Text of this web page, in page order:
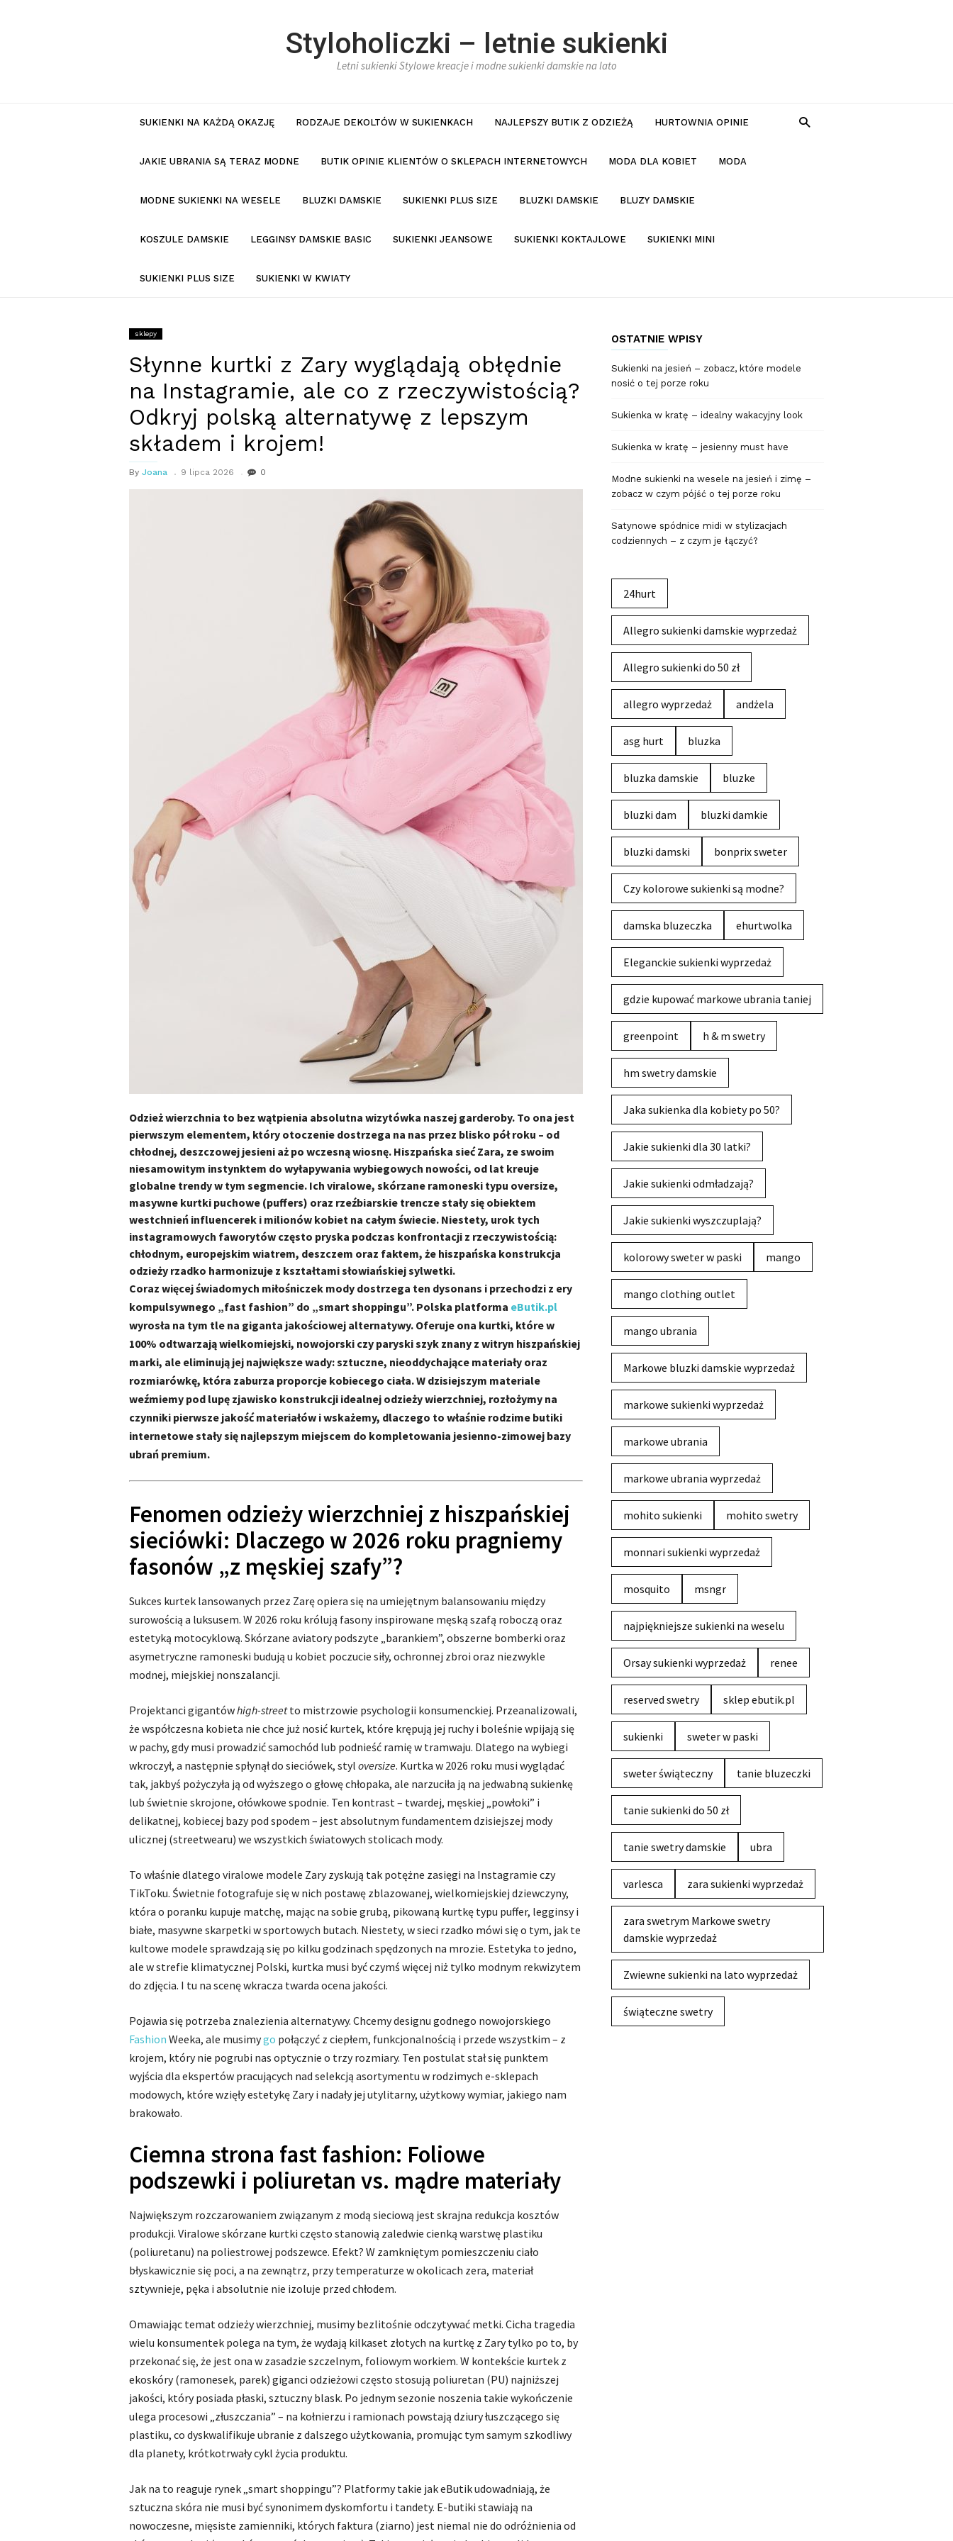
Styloholiczki – letnie sukienki
Letni sukienki Stylowe kreacje i modne sukienki damskie na lato
SUKIENKI NA KAŻDĄ OKAZJĘ RODZAJE DEKOLTÓW W SUKIENKACH NAJLEPSZY BUTIK Z ODZIEŻĄ HURTOWNIA OPINIE
JAKIE UBRANIA SĄ TERAZ MODNE BUTIK OPINIE KLIENTÓW O SKLEPACH INTERNETOWYCH MODA DLA KOBIET MODA
MODNE SUKIENKI NA WESELE BLUZKI DAMSKIE SUKIENKI PLUS SIZE BLUZKI DAMSKIE BLUZY DAMSKIE
KOSZULE DAMSKIE LEGGINSY DAMSKIE BASIC SUKIENKI JEANSOWE SUKIENKI KOKTAJLOWE SUKIENKI MINI
SUKIENKI PLUS SIZE SUKIENKI W KWIATY
sklepy
Słynne kurtki z Zary wyglądają obłędnie
na Instagramie, ale co z rzeczywistością?
Odkryj polską alternatywę z lepszym
składem i krojem!
By Joana 9 lipca 2026 0
Odzież wierzchnia to bez wątpienia absolutna wizytówka naszej garderoby. To ona jest
pierwszym elementem, który otoczenie dostrzega na nas przez blisko pół roku – od
chłodnej, deszczowej jesieni aż po wczesną wiosnę. Hiszpańska sieć Zara, ze swoim
niesamowitym instynktem do wyłapywania wybiegowych nowości, od lat kreuje
globalne trendy w tym segmencie. Ich viralowe, skórzane ramoneski typu oversize,
masywne kurtki puchowe (puffers) oraz rzeźbiarskie trencze stały się obiektem
westchnień influencerek i milionów kobiet na całym świecie. Niestety, urok tych
instagramowych faworytów często pryska podczas konfrontacji z rzeczywistością:
chłodnym, europejskim wiatrem, deszczem oraz faktem, że hiszpańska konstrukcja
odzieży rzadko harmonizuje z kształtami słowiańskiej sylwetki.
Coraz więcej świadomych miłośniczek mody dostrzega ten dysonans i przechodzi z ery
kompulsywnego „fast fashion” do „smart shoppingu”. Polska platforma eButik.pl
wyrosła na tym tle na giganta jakościowej alternatywy. Oferuje ona kurtki, które w
100% odtwarzają wielkomiejski, nowojorski czy paryski szyk znany z witryn hiszpańskiej
marki, ale eliminują jej największe wady: sztuczne, nieoddychające materiały oraz
rozmiarówkę, która zaburza proporcje kobiecego ciała. W dzisiejszym materiale
weźmiemy pod lupę zjawisko konstrukcji idealnej odzieży wierzchniej, rozłożymy na
czynniki pierwsze jakość materiałów i wskażemy, dlaczego to właśnie rodzime butiki
internetowe stały się najlepszym miejscem do kompletowania jesienno-zimowej bazy
ubrań premium.
Fenomen odzieży wierzchniej z hiszpańskiej
sieciówki: Dlaczego w 2026 roku pragniemy
fasonów „z męskiej szafy”?
Sukces kurtek lansowanych przez Zarę opiera się na umiejętnym balansowaniu między
surowością a luksusem. W 2026 roku królują fasony inspirowane męską szafą roboczą oraz
estetyką motocyklową. Skórzane aviatory podszyte „barankiem”, obszerne bomberki oraz
asymetryczne ramoneski budują u kobiet poczucie siły, ochronnej zbroi oraz niezwykle
modnej, miejskiej nonszalancji.
Projektanci gigantówhigh-streetto mistrzowie psychologii konsumenckiej. Przeanalizowali,
że współczesna kobieta nie chce już nosić kurtek, które krępują jej ruchy i boleśnie wpijają się
w pachy, gdy musi prowadzić samochód lub podnieść ramię w tramwaju. Dlatego na wybiegi
wkroczył, a następnie spłynął do sieciówek, styl oversize. Kurtka w 2026 roku musi wyglądać
tak, jakbyś pożyczyła ją od wyższego o głowę chłopaka, ale narzuciła ją na jedwabną sukienkę
lub świetnie skrojone, ołówkowe spodnie. Ten kontrast – twardej, męskiej „powłoki” i
delikatnej, kobiecej bazy pod spodem – jest absolutnym fundamentem dzisiejszej mody
ulicznej (streetwearu) we wszystkich światowych stolicach mody.
To właśnie dlatego viralowe modele Zary zyskują tak potężne zasięgi na Instagramie czy
TikToku. Świetnie fotografuje się w nich postawę zblazowanej, wielkomiejskiej dziewczyny,
która o poranku kupuje matchę, mając na sobie grubą, pikowaną kurtkę typu puffer, legginsy i
białe, masywne skarpetki w sportowych butach. Niestety, w sieci rzadko mówi się o tym, jak te
kultowe modele sprawdzają się po kilku godzinach spędzonych na mrozie. Estetyka to jedno,
ale w strefie klimatycznej Polski, kurtka musi być czymś więcej niż tylko modnym rekwizytem
do zdjęcia. I tu na scenę wkracza twarda ocena jakości.
Pojawia się potrzeba znalezienia alternatywy. Chcemy designu godnego nowojorskiego
Fashion Weeka, ale musimygo połączyć z ciepłem, funkcjonalnością i przede wszystkim – z
krojem, który nie pogrubi nas optycznie o trzy rozmiary. Ten postulat stał się punktem
wyjścia dla ekspertów pracujących nad selekcją asortymentu w rodzimych e-sklepach
modowych, które wzięły estetykę Zary i nadały jej utylitarny, użytkowy wymiar, jakiego nam
brakowało.
Ciemna strona fast fashion: Foliowe
podszewki i poliuretan vs. mądre materiały
Największym rozczarowaniem związanym z modą sieciową jest skrajna redukcja kosztów
produkcji. Viralowe skórzane kurtki często stanowią zaledwie cienką warstwę plastiku
(poliuretanu) na poliestrowej podszewce. Efekt? W zamkniętym pomieszczeniu ciało
błyskawicznie się poci, a na zewnątrz, przy temperaturze w okolicach zera, materiał
sztywnieje, pęka i absolutnie nie izoluje przed chłodem.
Omawiając temat odzieży wierzchniej, musimy bezlitośnie odczytywać metki. Cicha tragedia
wielu konsumentek polega na tym, że wydają kilkaset złotych na kurtkę z Zary tylko po to, by
przekonać się, że jest ona w zasadzie szczelnym, foliowym workiem. W kontekście kurtek z
ekoskóry (ramonesek, parek) giganci odzieżowi często stosują poliuretan (PU) najniższej
jakości, który posiada płaski, sztuczny blask. Po jednym sezonie noszenia takie wykończenie
ulega procesowi „złuszczania” – na kołnierzu i ramionach powstają dziury łuszczącego się
plastiku, co dyskwalifikuje ubranie z dalszego użytkowania, promując tym samym szkodliwy
dla planety, krótkotrwały cykl życia produktu.
Jak na to reaguje rynek „smart shoppingu”? Platformy takie jak eButik udowadniają, że
sztuczna skóra nie musi być synonimem dyskomfortu i tandety. E-butiki stawiają na
nowoczesne, mięsiste zamienniki, których faktura (ziarno) jest niemal nie do odróżnienia od
OSTATNIE WPISY
Sukienki na jesień – zobacz, które modele
nosić o tej porze roku
Sukienka w kratę – idealny wakacyjny look
Sukienka w kratę – jesienny must have
Modne sukienki na wesele na jesień i zimę –
zobacz w czym pójść o tej porze roku
Satynowe spódnice midi w stylizacjach
codziennych – z czym je łączyć?
24hurt
Allegro sukienki damskie wyprzedaż
Allegro sukienki do 50 zł
allegro wyprzedaż andżela
asg hurt bluzka
bluzka damskie bluzke
bluzki dam bluzki damkie
bluzki damski bonprix sweter
Czy kolorowe sukienki są modne?
damska bluzeczka ehurtwolka
Eleganckie sukienki wyprzedaż
gdzie kupować markowe ubrania taniej
greenpoint h & m swetry
hm swetry damskie
Jaka sukienka dla kobiety po 50?
Jakie sukienki dla 30 latki?
Jakie sukienki odmładzają?
Jakie sukienki wyszczuplają?
kolorowy sweter w paski mango
mango clothing outlet
mango ubrania
Markowe bluzki damskie wyprzedaż
markowe sukienki wyprzedaż
markowe ubrania
markowe ubrania wyprzedaż
mohito sukienki mohito swetry
monnari sukienki wyprzedaż
mosquito msngr
najpiękniejsze sukienki na weselu
Orsay sukienki wyprzedaż renee
reserved swetry sklep ebutik.pl
sukienki sweter w paski
sweter świąteczny tanie bluzeczki
tanie sukienki do 50 zł
tanie swetry damskie ubra
varlesca zara sukienki wyprzedaż
zara swetrym Markowe swetry
damskie wyprzedaż
Zwiewne sukienki na lato wyprzedaż
świąteczne swetry